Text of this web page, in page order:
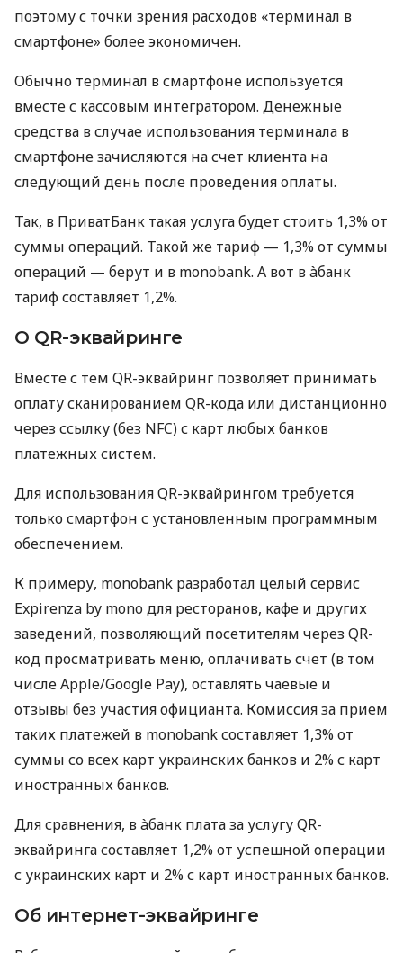
поэтому с точки зрения расходов «терминал в
смартфоне» более экономичен.
Обычно терминал в смартфоне используется
вместе с кассовым интегратором. Денежные
средства в случае использования терминала в
смартфоне зачисляются на счет клиента на
следующий день после проведения оплаты.
Так, в ПриватБанк такая услуга будет стоить 1,3% от
суммы операций. Такой же тариф — 1,3% от суммы
операций — берут и в monobank. А вот в àбанк
тариф составляет 1,2%.
О QR-эквайринге
Вместе с тем QR-эквайринг позволяет принимать
оплату сканированием QR-кода или дистанционно
через ссылку (без NFC) с карт любых банков
платежных систем.
Для использования QR-эквайрингом требуется
только смартфон с установленным программным
обеспечением.
К примеру, monobank разработал целый сервис
Expirenza by mono для ресторанов, кафе и других
заведений, позволяющий посетителям через QR-
код просматривать меню, оплачивать счет (в том
числе Apple/Google Pay), оставлять чаевые и
отзывы без участия официанта. Комиссия за прием
таких платежей в monobank составляет 1,3% от
суммы со всех карт украинских банков и 2% с карт
иностранных банков.
Для сравнения, в àбанк плата за услугу QR-
эквайринга составляет 1,2% от успешной операции
с украинских карт и 2% с карт иностранных банков.
Об интернет-эквайринге